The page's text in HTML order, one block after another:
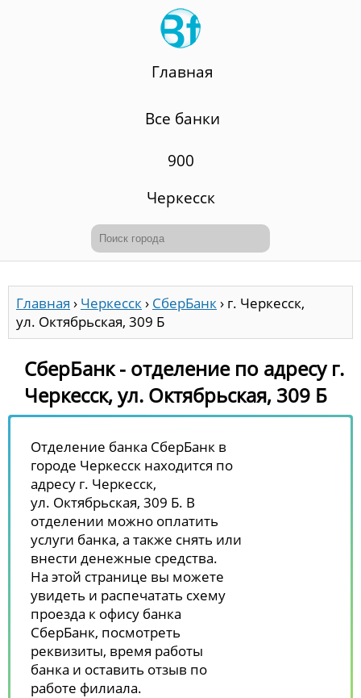
Главная
Все банки
900
Черкесск
Главная › Черкесск› СберБанк› г. Черкесск,
ул. Октябрьская, 309 Б
СберБанк - отделение по адресу г.
Черкесск, ул. Октябрьская, 309 Б
Отделение банка СберБанк в
городе Черкесск находится по
адресу г. Черкесск,
ул. Октябрьская, 309 Б. В
отделении можно оплатить
услуги банка, а также снять или
внести денежные средства.
На этой странице вы можете
увидеть и распечатать схему
проезда к офису банка
СберБанк, посмотреть
реквизиты, время работы
банка и оставить отзыв по
работе филиала.